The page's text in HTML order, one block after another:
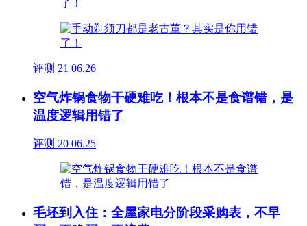
评测 21 06.26
空气炸锅食物干硬难吃！根本不是食谱错，是
温度逻辑用错了
评测 20 06.25
毛坯到入住：全屋家电分阶段采购表，不早